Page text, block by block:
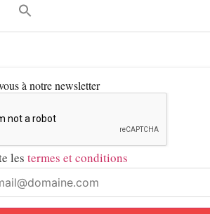
à notre newsletter
les termes et conditions